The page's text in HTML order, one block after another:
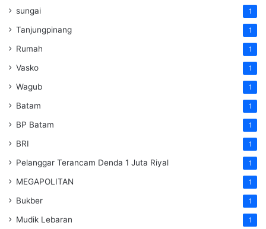
sungai 1
Tanjungpinang 1
Rumah 1
Vasko 1
Wagub 1
Batam 1
BP Batam 1
BRI 1
Pelanggar Terancam Denda 1 Juta Riyal 1
MEGAPOLITAN 1
Bukber 1
Mudik Lebaran 1